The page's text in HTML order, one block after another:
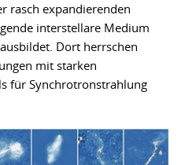
rasch expandierenden
interstellare Medium
Dort herrschen
mit starken
für Synchrotronstrahlung